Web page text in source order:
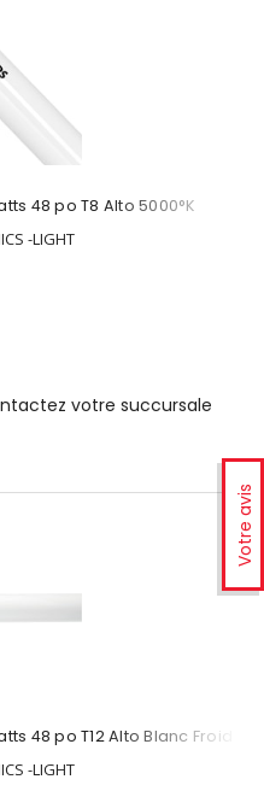
Votre avis
48 po T8 Alto 5000°K
-LIGHT
votre succursale
48 po T12 Alto Blanc Froid
-LIGHT